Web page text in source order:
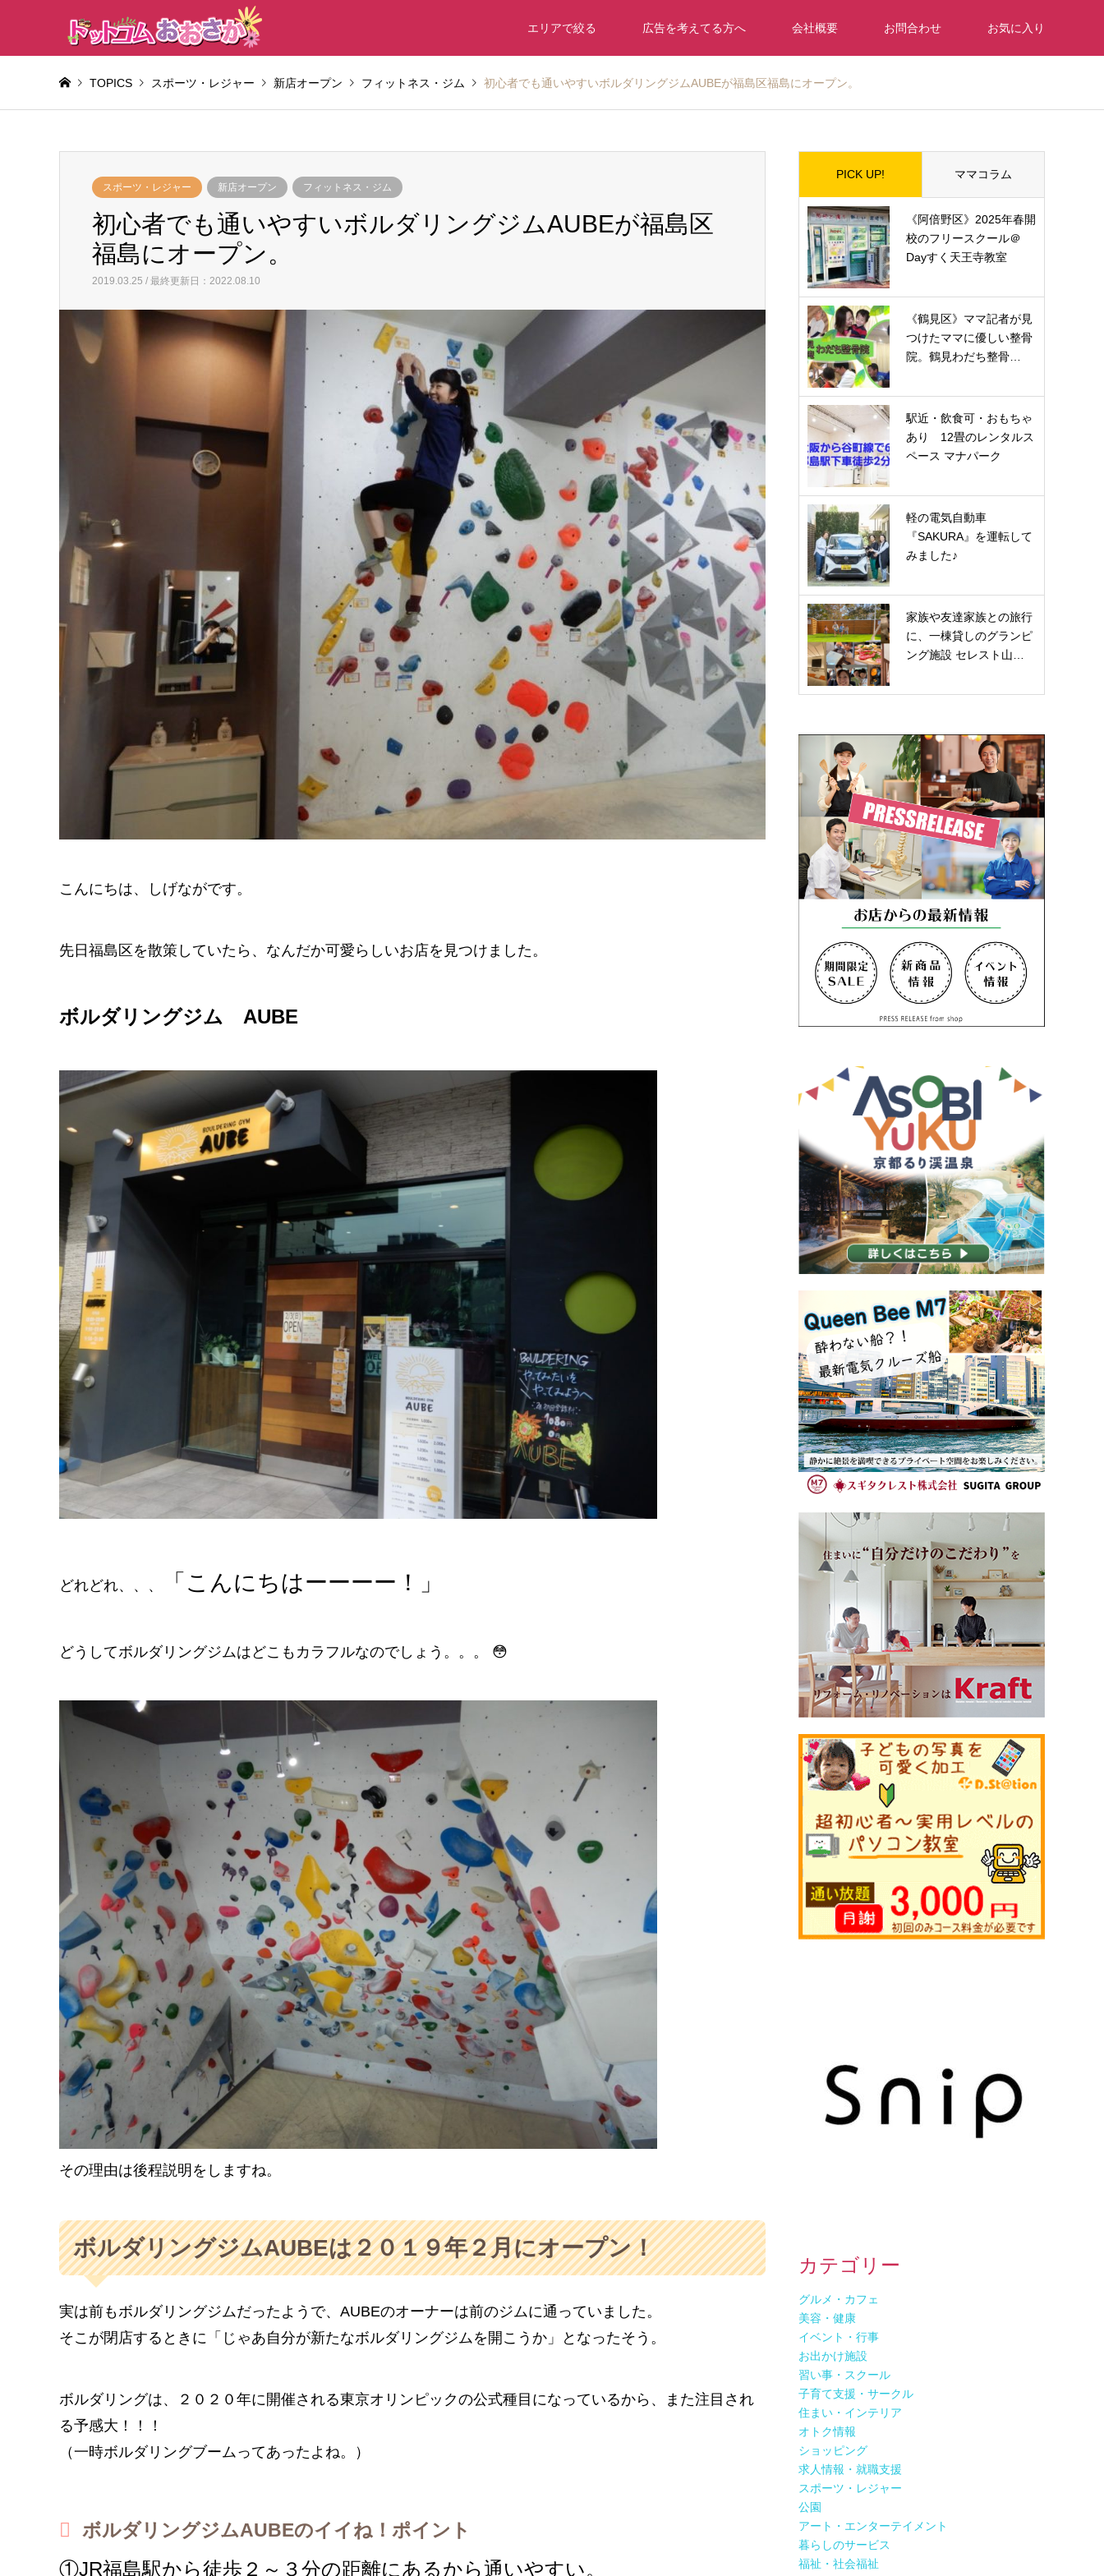
エリアで絞る 広告を考えてる方へ 会社概要 お問合わせ お気に入り
TOPICS スポーツ・レジャー 新店オープン フィットネス・ジム 初心者でも通いやすいボルダリングジムAUBEが福島区福島にオープン。
スポーツ・レジャー 新店オープン フィットネス・ジム
初心者でも通いやすいボルダリングジムAUBEが福島区
福島にオープン。
2019.03.25 / 最終更新日：2022.08.10
こんにちは、しげながです。
先日福島区を散策していたら、なんだか可愛らしいお店を見つけました。
ボルダリングジム AUBE
どれどれ、、、 「こんにちはーーーー！」
どうしてボルダリングジムはどこもカラフルなのでしょう。。。 😳
その理由は後程説明をしますね。
ボルダリングジムAUBEは２０１９年２月にオープン！
実は前もボルダリングジムだったようで、AUBEのオーナーは前のジムに通っていました。
そこが閉店するときに「じゃあ自分が新たなボルダリングジムを開こうか」となったそう。
ボルダリングは、２０２０年に開催される東京オリンピックの公式種目になっているから、また注目され
る予感大！！！
（一時ボルダリングブームってあったよね。）
ボルダリングジムAUBEのイイね！ポイント
①JR福島駅から徒歩２～３分の距離にあるから通いやすい。
PICK UP! ママコラム
《阿倍野区》2025年春開
校のフリースクール＠
Dayすく天王寺教室
《鶴見区》ママ記者が見
つけたママに優しい整骨
院。鶴見わだち整骨…
駅近・飲食可・おもちゃ
あり 12畳のレンタルス
ペース マナパーク
軽の電気自動車
『SAKURA』を運転して
みました♪
家族や友達家族との旅行
に、一棟貸しのグランピ
ング施設 セレスト山…
カテゴリー
グルメ・カフェ
美容・健康
イベント・行事
お出かけ施設
習い事・スクール
子育て支援・サークル
住まい・インテリア
オトク情報
ショッピング
求人情報・就職支援
スポーツ・レジャー
公園
アート・エンターテイメント
暮らしのサービス
福祉・社会福祉